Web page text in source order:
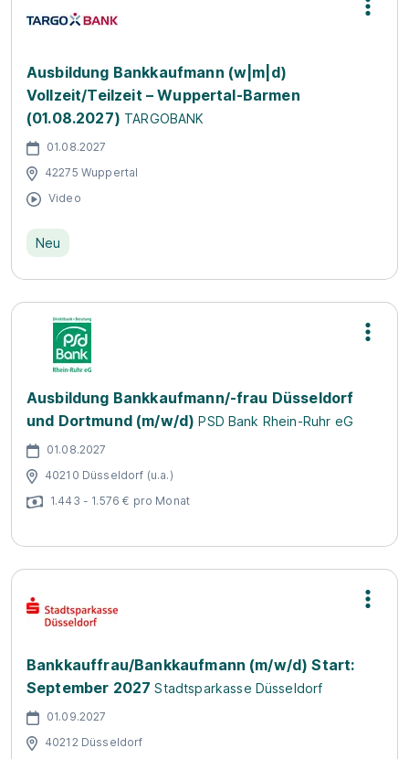
Ausbildung Bankkaufmann (w|m|d)
Vollzeit/Teilzeit – Wuppertal-Barmen
(01.08.2027) TARGOBANK
01.08.2027
42275 Wuppertal
Video
Neu
Ausbildung Bankkaufmann/-frau Düsseldorf
und Dortmund (m/w/d)PSD Bank Rhein-Ruhr eG
01.08.2027
40210 Düsseldorf (u.a.)
1.443 - 1.576 € pro Monat
Bankkauffrau/Bankkaufmann (m/w/d) Start:
September 2027 Stadtsparkasse Düsseldorf
01.09.2027
40212 Düsseldorf